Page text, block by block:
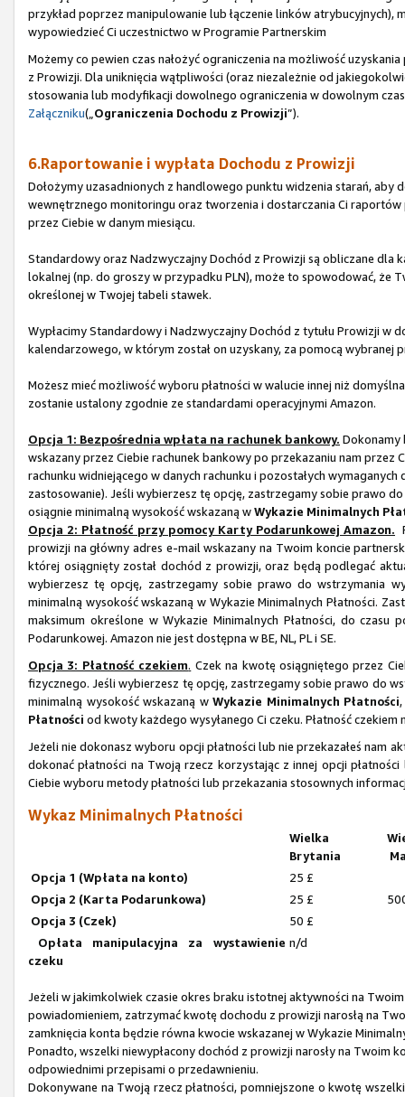
przykład poprzez manipulowanie lub łączenie linków
wypowiedzieć Ci uczestnictwo w Programie Partnerskim
Możemy co pewien czas nałożyć ograniczenia na możliwość
z Prowizji. Dla uniknięcia wątpliwości (oraz niezależnie od
stosowania lub modyfikacji dowolnego ograniczenia w dowolnym
Załączniku(„ Ograniczenia Dochodu z Prowizji”).
6.Raportowanie i wypłata Dochodu z Prowizji
Dołożymy uzasadnionych z handlowego punktu widzenia starań,
wewnętrznego monitoringu oraz tworzenia i dostarczania Ci
przez Ciebie w danym miesiącu.
Standardowy oraz Nadzwyczajny Dochód z Prowizji są obliczane
lokalnej (np. do groszy w przypadku PLN), może to spowodować, że
określonej w Twojej tabeli stawek.
Wypłacimy Standardowy i Nadzwyczajny Dochód z tytułu Prowizji w
kalendarzowego, w którym został on uzyskany, za pomocą wybranej
Możesz mieć możliwość wyboru płatności w walucie innej niż
zostanie ustalony zgodnie ze standardami operacyjnymi Amazon.
Opcja 1: Bezpośrednia wpłata na rachunek bankowy. Dokonamy
wskazany przez Ciebie rachunek bankowy po przekazaniu nam przez
rachunku widniejącego w danych rachunku i pozostałych
zastosowanie). Jeśli wybierzesz tę opcję, zastrzegamy sobie prawo
osiągnie minimalną wysokość wskazaną wWykazie Minimalnych
Opcja 2: Płatność przy pomocy Karty Podarunkowej Amazon.
prowizji na główny adres e-mail wskazany na Twoim koncie
której osiągnięty został dochód z prowizji, oraz będą podlegać
wybierzesz tę opcję, zastrzegamy sobie prawo do wstrzymania
minimalną wysokość wskazaną w Wykazie Minimalnych Płatności.
maksimum określone w Wykazie Minimalnych Płatności, do
Podarunkowej. Amazon nie jest dostępna w BE, NL, PL i SE.
Opcja 3: Płatność czekiem. Czek na kwotę osiągniętego przez
fizycznego. Jeśli wybierzesz tę opcję, zastrzegamy sobie prawo do
minimalną wysokość wskazaną wWykazie Minimalnych Płatności
Płatności od kwoty każdego wysyłanego Ci czeku. Płatność czekiem
Jeżeli nie dokonasz wyboru opcji płatności lub nie przekazałeś nam
dokonać płatności na Twoją rzecz korzystając z innej opcji
Ciebie wyboru metody płatności lub przekazania stosownych
Wykaz Minimalnych Płatności
Wielka
Brytania
Opcja 1 (Wpłata na konto)
25 £
Opcja 2 (Karta Podarunkowa)
25 £
Opcja 3 (Czek)
50 £
Opłata manipulacyjna za wystawienie
czeku
n/d
Jeżeli w jakimkolwiek czasie okres braku istotnej aktywności na
powiadomieniem, zatrzymać kwotę dochodu z prowizji narosłą na
zamknięcia konta będzie równa kwocie wskazanej w Wykazie
Ponadto, wszelki niewypłacony dochód z prowizji narosły na Twoim
odpowiednimi przepisami o przedawnieniu.
Dokonywane na Twoją rzecz płatności, pomniejszone o kwotę